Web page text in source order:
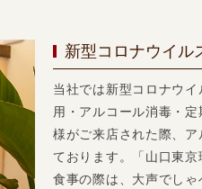
新型コロナウイル
当社では新型コロナウ
用・アルコール消毒・
様がご来店された際、
ております。「山口東
食事の際は、大声でし